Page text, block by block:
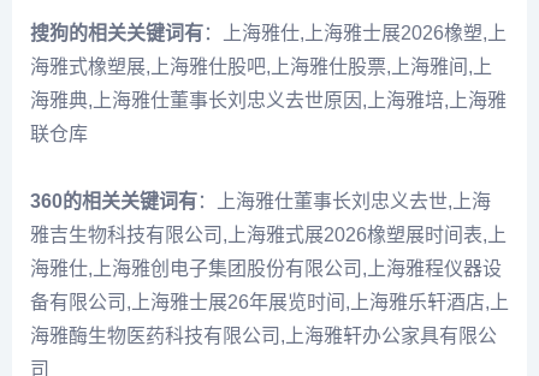
搜狗的相关关键词有：上海雅仕,上海雅士展2026橡塑,上
海雅式橡塑展,上海雅仕股吧,上海雅仕股票,上海雅间,上
海雅典,上海雅仕董事长刘忠义去世原因,上海雅培,上海雅
联仓库
360的相关关键词有：上海雅仕董事长刘忠义去世,上海
雅吉生物科技有限公司,上海雅式展2026橡塑展时间表,上
海雅仕,上海雅创电子集团股份有限公司,上海雅程仪器设
备有限公司,上海雅士展26年展览时间,上海雅乐轩酒店,上
海雅酶生物医药科技有限公司,上海雅轩办公家具有限公
司